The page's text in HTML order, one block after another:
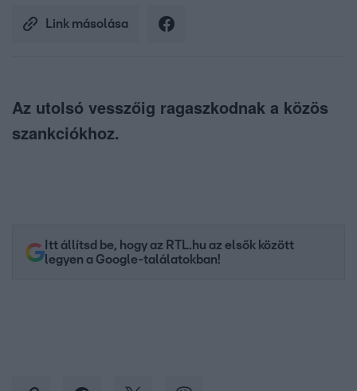
Link másolása
Az utolsó vesszőig ragaszkodnak a közös
szankciókhoz.
Itt állítsd be, hogy az RTL.hu az elsők között
legyen a Google-találatokban!